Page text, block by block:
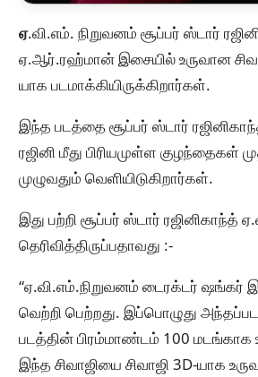
ஏ.வி.எம். நிறுவனம் சூப்பர் ஸ்டார்
ஏ.ஆர்.ரஹ்மான் இசையில் உருவான
யாக படமாக்கியிருக்கிறார்கள்.
இந்த படத்தை சூப்பர் ஸ்டார்
ரஜினி மீது பிரியமுள்ள
முழுவதும் வெளியிடுகிறார்கள்.
இது பற்றி சூப்பர் ஸ்டார் ரஜினிகாந்த்
தெரிவித்திருப்பதாவது :-
“ஏ.வி.எம்.நிறுவனம் டைரக்டர் ஷங்கர்
வெற்றி பெற்றது. இப்பொழுது
படத்தின் பிரம்மாண்டம் 100 மடங்காக
இந்த சிவாஜியை சிவாஜி 3D-யாக